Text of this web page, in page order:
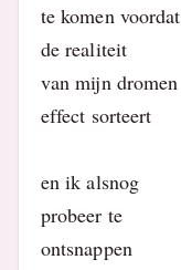
te komen voordat
de realiteit
van mijn dromen
effect sorteert
en ik alsnog
probeer te
ontsnappen